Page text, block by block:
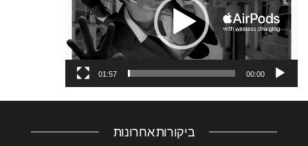
00:00
01:57
ביקורות אחרונות